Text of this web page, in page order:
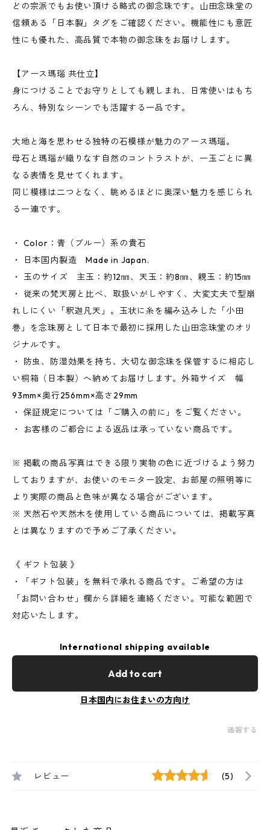
どの宗派でもお使い頂ける略式の御念珠です。山田念珠堂の
信頼ある「日本製」タグをご確認ください。機能性にも意匠
性にも優れた、高品質で本物の御念珠をお届けします。
【アース瑪瑙 共仕立】
身につけることでお守りとしても親しまれ、日常使いはもち
ろん、特別なシーンでも活躍する一品です。
大地と海を思わせる独特の石模様が魅力のアース瑪瑙。
母石と瑪瑙が織りなす自然のコントラストが、一玉ごとに異
なる表情を見せてくれます。
同じ模様は二つとなく、眺めるほどに奥深い魅力を感じられ
る一連です。
・ Color：青（ブルー）系の貴石
・ 日本国内製造 Made in Japan.
・ 玉のサイズ 主玉：約12㎜、天玉：約8㎜、親玉：約15㎜
・ 従来の梵天房と比べ、取扱いがしやすく、大変丈夫で型崩
れしにくい「釈迦凡天」。玉状に糸を編み込みした「小田
巻」を念珠房として日本で最初に採用した山田念珠堂のオリ
ジナルです。
・ 防虫、防湿効果を持ち、大切な御念珠を保管するに相応し
い桐箱（日本製）へ納めてお届けします。外箱サイズ 幅
93mm×奥行256mm×高さ29mm
・ 保証規定については「ご購入の前に」をご覧ください。
・ お客様のご都合による返品は承っていない商品です。
※ 掲載の商品写真はできる限り実物の色に近づけるよう努力
しておりますが、お使いのモニター設定、お部屋の照明等に
より実際の商品と色味が異なる場合がございます。
※ 天然石や天然木を使用している商品については、掲載写真
とは異なりますので予めご了承ください。
《 ギフト包装 》
・「ギフト包装」を無料で承れる商品です。ご希望の方は
「お問い合わせ」欄から詳細を連絡ください。可能な範囲で
対応いたします。
International shipping available
Add to cart
日本国内にお住まいの方向け
通報する
レビュー (5)